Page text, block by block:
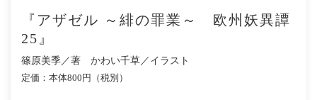
『アザゼル ～緋の罪業～ 欧州妖異譚
25』
篠原美季／著 かわい千草／イラスト
定価：本体800円（税別）